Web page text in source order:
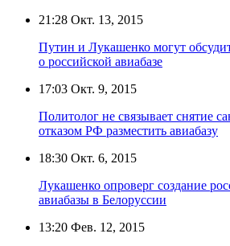
21:28 Окт. 13, 2015
Путин и Лукашенко могут
о российской авиабазе
17:03 Окт. 9, 2015
Политолог не связывает снятие
отказом РФ разместить авиабазу
18:30 Окт. 6, 2015
Лукашенко опроверг создание
авиабазы в Белоруссии
13:20 Фев. 12, 2015